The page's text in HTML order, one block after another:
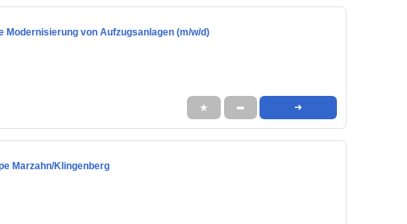
von Aufzugsanlagen (m/w/d)
★ ➦ ➜
Marzahn/Klingenberg